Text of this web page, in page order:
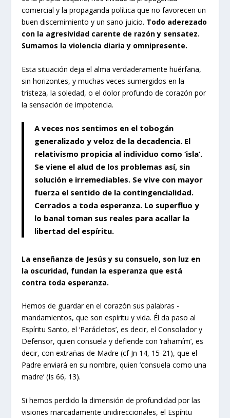
comercial y la propaganda política que no favorecen un
buen discernimiento y un sano juicio. Todo aderezado
con la agresividad carente de razón y sensatez.
Sumamos la violencia diaria y omnipresente.
Esta situación deja el alma verdaderamente huérfana,
sin horizontes, y muchas veces sumergidos en la
tristeza, la soledad, o el dolor profundo de corazón por
la sensación de impotencia.
A veces nos sentimos en el tobogán
generalizado y veloz de la decadencia. El
relativismo propicia al individuo como ‘isla’.
Se viene el alud de los problemas así, sin
solución e irremediables. Se vive con mayor
fuerza el sentido de la contingencialidad.
Cerrados a toda esperanza. Lo superfluo y
lo banal toman sus reales para acallar la
libertad del espíritu.
La enseñanza de Jesús y su consuelo, son luz en
la oscuridad, fundan la esperanza que está
contra toda esperanza.
Hemos de guardar en el corazón sus palabras -
mandamientos, que son espíritu y vida. Él da paso al
Espíritu Santo, el ‘Parácletos’, es decir, el Consolador y
Defensor, quien consuela y defiende con ‘rahamím’, es
decir, con extrañas de Madre (cf Jn 14, 15-21), que el
Padre enviará en su nombre, quien ‘consuela como una
madre’ (Is 66, 13).
Si hemos perdido la dimensión de profundidad por las
visiones marcadamente unidireccionales, el Espíritu